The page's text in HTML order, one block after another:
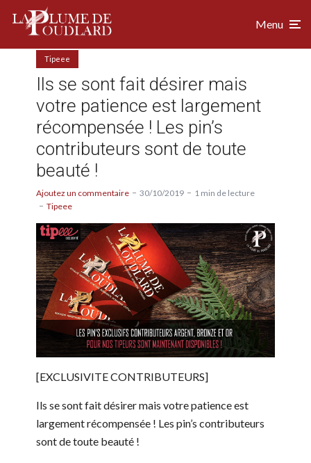
Menu
Tipeee
Ils se sont fait désirer mais
votre patience est largement
récompensée ! Les pin’s
contributeurs sont de toute
beauté !
Ajoutez un commentaire 30/10/2019
1 min de lecture
Tipeee
[EXCLUSIVITE CONTRIBUTEURS]
Ils se sont fait désirer mais votre patience est
largement récompensée ! Les pin’s contributeurs
sont de toute beauté !